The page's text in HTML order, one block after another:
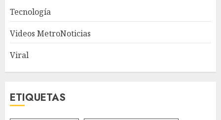
Tecnología
Videos MetroNoticias
Viral
ETIQUETAS